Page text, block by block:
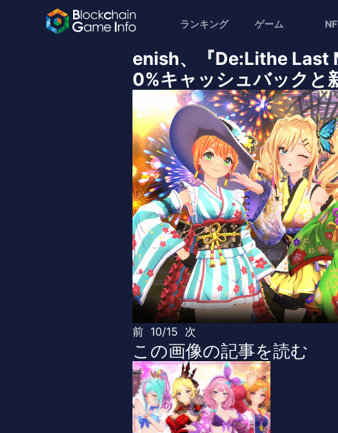
ランキング ゲーム
enish、『De:Lithe Last
0%キャッシュバックと
前 10/15 次
この画像の記事を読む